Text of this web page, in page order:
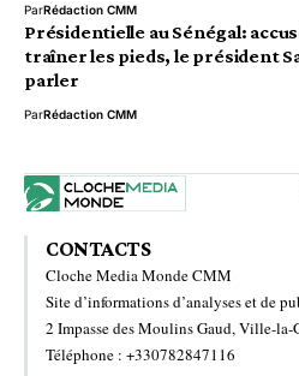
ParRédaction CMM
Présidentielle au Sénégal:
traîner les pieds, le président
parler
ParRédaction CMM
CONTACTS
Cloche Media Monde CMM
Site d’informations d’analyses et de
2 Impasse des Moulins Gaud, Ville-la-
Téléphone : +330782847116